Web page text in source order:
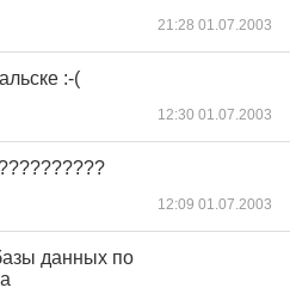
21:28 01.07.2003
:-(
12:30 01.07.2003
12:09 01.07.2003
данных по